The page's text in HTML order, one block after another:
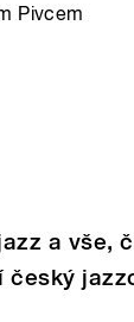
Pivcem
a vše,